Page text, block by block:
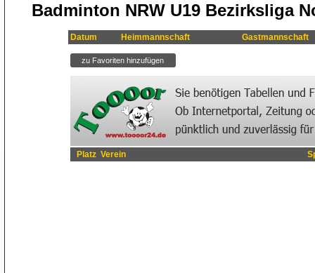
Badminton NRW U19 Bezirksliga
Datum Heimmannschaft Gastmannschaft
Platz Verein